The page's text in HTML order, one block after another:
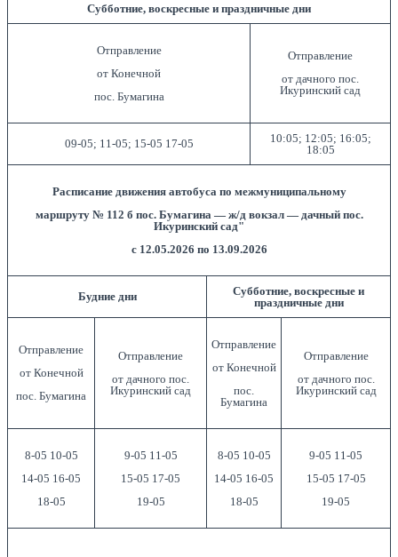
Субботние, воскресные и праздничные дни
Отправление
от Конечной
пос. Бумагина
Отправление
от дачного пос.
Икуринский сад
09-05; 11-05; 15-05 17-05
10:05; 12:05; 16:05;
18:05
Расписание движения автобуса по межмуниципальному
маршруту № 112 б пос. Бумагина — ж/д вокзал — дачный пос.
Икуринский сад"
с 12.05.2026 по 13.09.2026
Будние дни
Субботние, воскресные и
праздничные дни
Отправление
от Конечной
пос. Бумагина
Отправление
от дачного пос.
Икуринский сад
Отправление
от Конечной
пос.
Бумагина
Отправление
от дачного пос.
Икуринский сад
8-05 10-05
14-05 16-05
18-05
9-05 11-05
15-05 17-05
19-05
8-05 10-05
14-05 16-05
18-05
9-05 11-05
15-05 17-05
19-05